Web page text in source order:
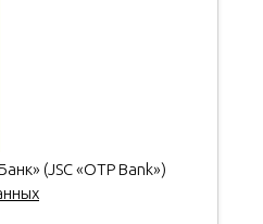
(JSC «OTP Bank»)